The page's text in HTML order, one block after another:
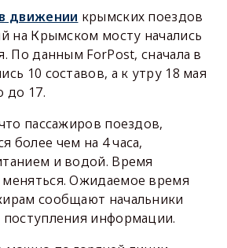
движении крымских поездов
на Крымском мосту начались
По данным ForPost, сначала в
10 составов, а к утру 18 мая
до 17.
пассажиров поездов,
более чем на 4 часа,
и водой. Время
Ожидаемое время
сообщают начальники
информации.